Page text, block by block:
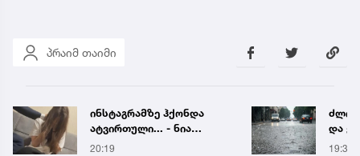
პრაიმ თაიმი
ინსტაგრამზე ჰქონდა
ატვირთული... - ნია
იმნაძის რომელ ფოტოზე
20:19
და
19:38